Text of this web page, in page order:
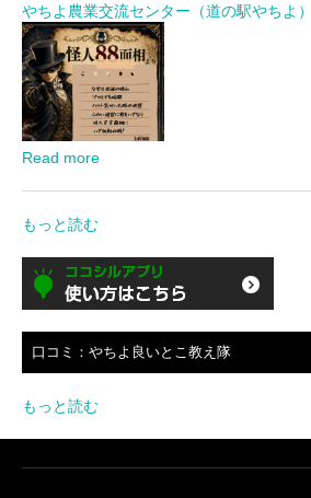
やちよ農業交流センター（道の駅やちよ）
Read more
もっと読む
口コミ：やちよ良いとこ教え隊
もっと読む